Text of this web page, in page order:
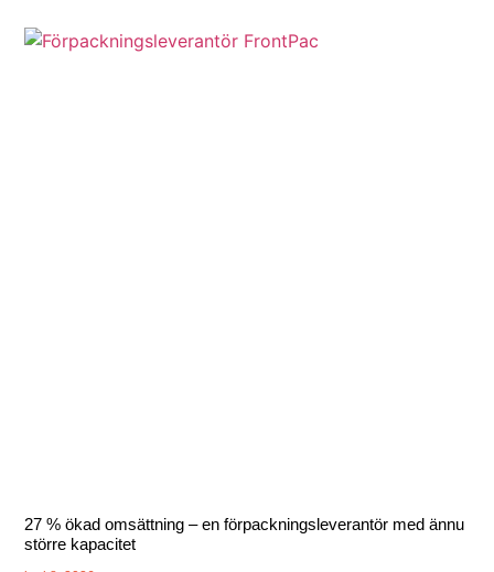
27 % ökad omsättning – en förpackningsleverantör med ännu
större kapacitet